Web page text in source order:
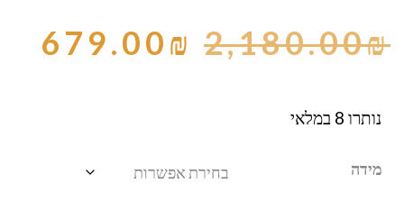
2,180.00₪
679.00₪
נותרו 8 במלאי
מידה